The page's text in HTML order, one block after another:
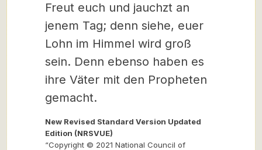
Freut euch und jauchzt an
jenem Tag; denn siehe, euer
Lohn im Himmel wird groß
sein. Denn ebenso haben es
ihre Väter mit den Propheten
gemacht.
New Revised Standard Version Updated
Edition (NRSVUE)
“Copyright © 2021 National Council of